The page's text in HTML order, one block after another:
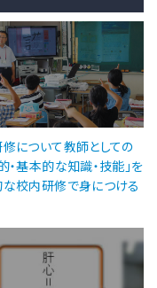
について教師としての
・基本的な知識・技能」を
な校内研修で身につける